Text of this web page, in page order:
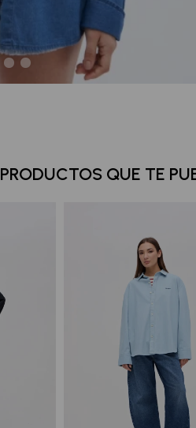
PRODUCTOS QUE TE